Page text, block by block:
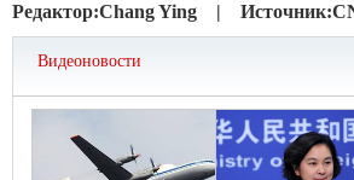
Редактор:Chang Ying | Источник:
Видеоновости